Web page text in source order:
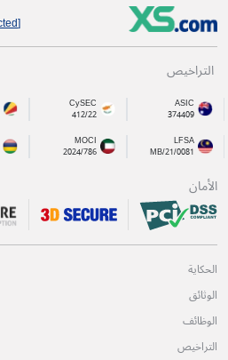
[email protected]
التراخيص
ASIC
374409
CySEC
412/22
LFSA
MB/21/0081
MOCI
2024/786
الأمان
الحكاية
الوثائق
الوظائف
التراخيص